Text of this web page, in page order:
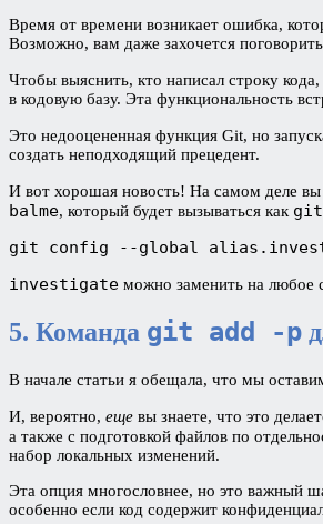
Время от времени возникает ошибка,
Возможно, вам даже захочется
Чтобы выяснить, кто написал строку
в кодовую базу. Эта функциональность
Это недооцененная функция Git, но
создать неподходящий прецедент.
И вот хорошая новость! На самом деле вы
balme, который будет вызываться как
git config --global
investigate можно заменить на любое
5. Команда git add -p
В начале статьи я обещала, что мы
И, вероятно, еще вы знаете, что это
а также с подготовкой файлов по
набор локальных изменений.
Эта опция многословнее, но это важный
особенно если код содержит